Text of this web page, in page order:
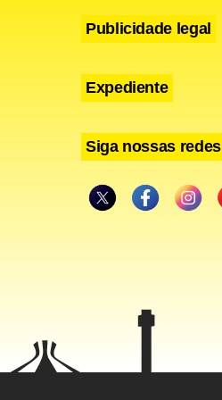
em
à
Muito
única
Publicidade legal
Expediente
Siga nossas redes